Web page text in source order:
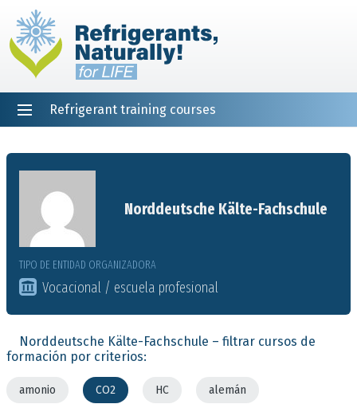
Refrigerant training courses
Norddeutsche Kälte-Fachschule
TIPO DE ENTIDAD ORGANIZADORA
Vocacional / escuela profesional
Norddeutsche Kälte-Fachschule – filtrar cursos de
formación por criterios:
amonio CO2 HC alemán